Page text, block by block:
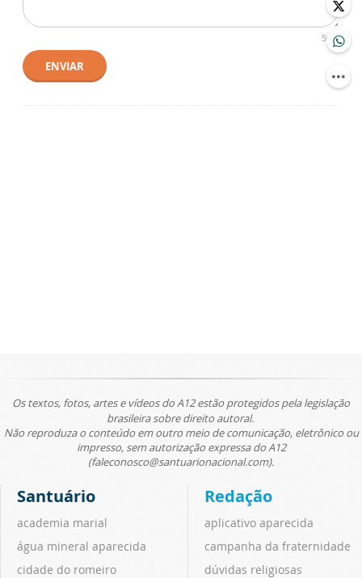
500
ENVIAR
Os textos, fotos, artes e vídeos do A12 estão protegidos pela legislação
brasileira sobre direito autoral.
Não reproduza o conteúdo em outro meio de comunicação, eletrônico ou
impresso, sem autorização expressa do A12
(faleconosco@santuarionacional.com).
Santuário
academia marial
água mineral aparecida
cidade do romeiro
Redação
aplicativo aparecida
campanha da fraternidade
dúvidas religiosas